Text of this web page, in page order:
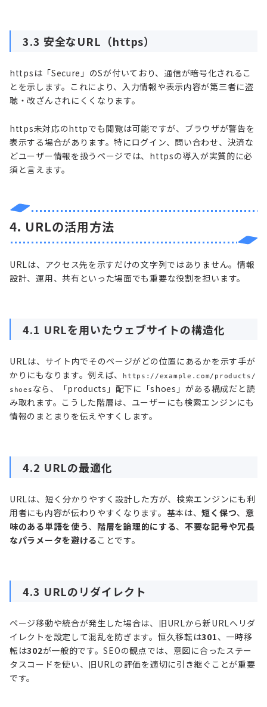
3.3 安全なURL（https）
httpsは「Secure」のSが付いており、通信が暗号化されるこ
とを示します。これにより、入力情報や表示内容が第三者に盗
聴・改ざんされにくくなります。
https未対応のhttpでも閲覧は可能ですが、ブラウザが警告を
表示する場合があります。特にログイン、問い合わせ、決済な
どユーザー情報を扱うページでは、httpsの導入が実質的に必
須と言えます。
4. URLの活用方法
URLは、アクセス先を示すだけの文字列ではありません。情報
設計、運用、共有といった場面でも重要な役割を担います。
4.1 URLを用いたウェブサイトの構造化
URLは、サイト内でそのページがどの位置にあるかを示す手が
かりにもなります。例えば、
https://example.com/products/
shoes なら、「products」配下に「shoes」がある構成だと読
み取れます。こうした階層は、ユーザーにも検索エンジンにも
情報のまとまりを伝えやすくします。
4.2 URLの最適化
URLは、短く分かりやすく設計した方が、検索エンジンにも利
用者にも内容が伝わりやすくなります。基本は、短く保つ、 意
味のある単語を使う、 階層を論理的にする、不要な記号や冗長
なパラメータを避ける ことです。
4.3 URLのリダイレクト
ページ移動や統合が発生した場合は、旧URLから新URLへリダ
イレクトを設定して混乱を防ぎます。恒久移転は301、一時移
転は302が一般的です。SEOの観点では、意図に合ったステー
タスコードを使い、旧URLの評価を適切に引き継ぐことが重要
です。